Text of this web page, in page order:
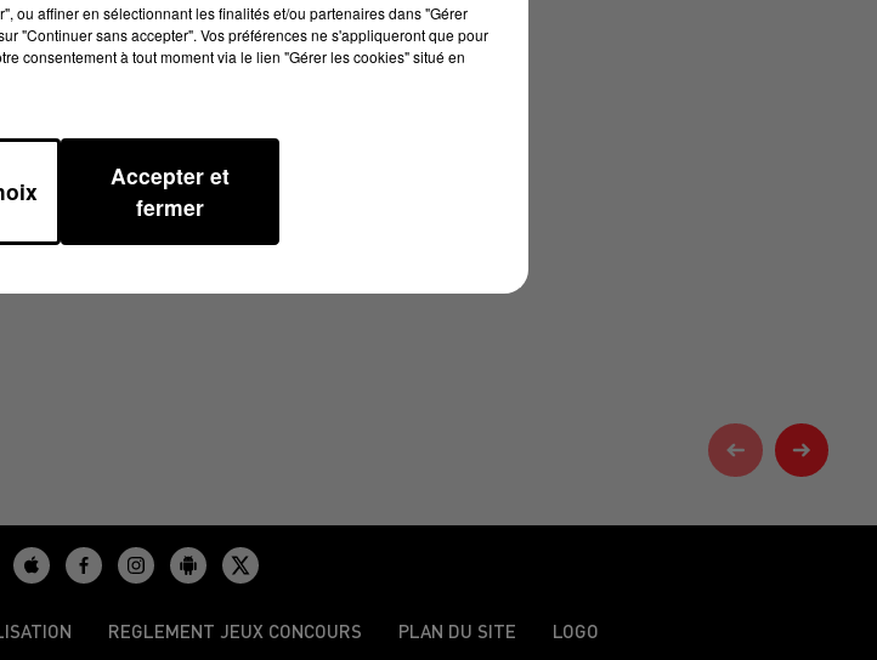
REGLEMENT JEUX CONCOURS PLAN DU SITE LOGO
ou affiner en sélectionnant les finalités et/ou partenaires dans "Gérer
"Continuer sans accepter". Vos préférences ne s'appliqueront que pour
consentement à tout moment via le lien "Gérer les cookies" situé en
Accepter et
fermer